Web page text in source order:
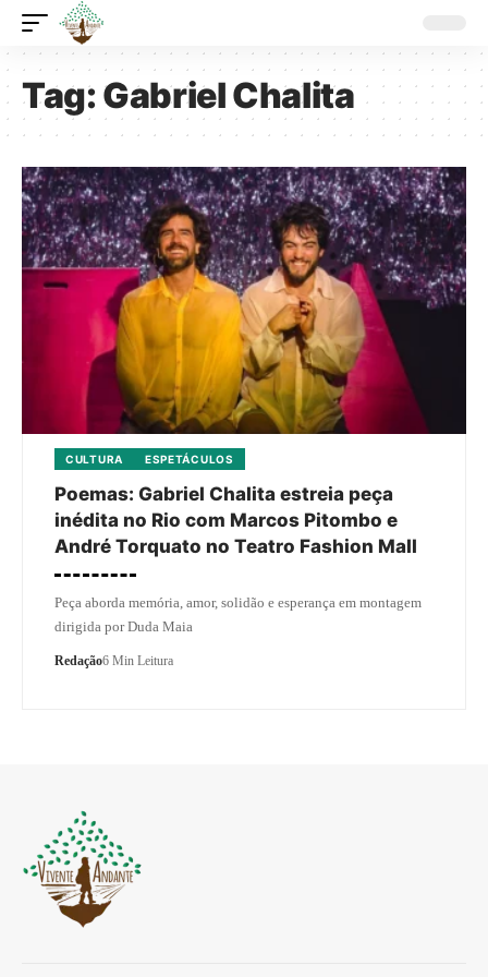
Tag:Gabriel Chalita
CULTURA ESPETÁCULOS
Poemas: Gabriel Chalita estreia peça
inédita no Rio com Marcos Pitombo e
André Torquato no Teatro Fashion Mall
Peça aborda memória, amor, solidão e esperança em montagem
dirigida por Duda Maia
Redação6 Min Leitura